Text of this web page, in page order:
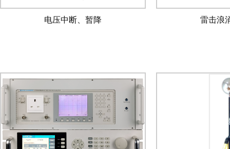
电压中断、暂降 雷击浪